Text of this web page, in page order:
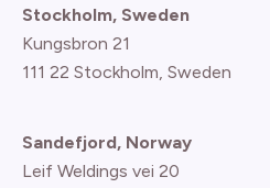
Stockholm, Sweden
Kungsbron 21
111 22 Stockholm, Sweden
Sandefjord, Norway
Leif Weldings vei 20